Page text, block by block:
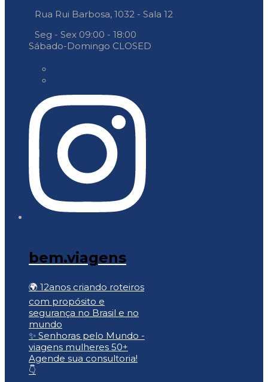
Rua Rui Barbosa, 1032 - Sala 12
Seg - Sex 09:00 - 18:00
Sábado-Domingo CLOSED
bem.viagens
🌍 12anos criando roteiros
com propósito e
segurança no Brasil e no
mundo
​​✨ Senhoras pelo Mundo -
viagens mulheres 50+
Agende sua consultoria!
👇